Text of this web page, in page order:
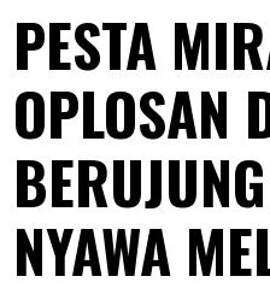
PESTA
OPLOSAN
NYAWA